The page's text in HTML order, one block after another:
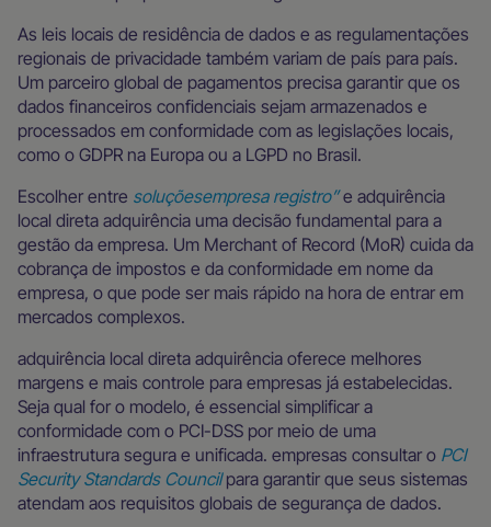
As leis locais de residência de dados e as regulamentações
regionais de privacidade também variam de país para país.
Um parceiro global de pagamentos precisa garantir que os
dados financeiros confidenciais sejam armazenados e
processados em conformidade com as legislações locais,
como o GDPR na Europa ou a LGPD no Brasil.
Escolher entre soluçõesempresa registro”e adquirência
local direta adquirência uma decisão fundamental para a
gestão da empresa. Um Merchant of Record (MoR) cuida da
cobrança de impostos e da conformidade em nome da
empresa, o que pode ser mais rápido na hora de entrar em
mercados complexos.
adquirência local direta adquirência oferece melhores
margens e mais controle para empresas já estabelecidas.
Seja qual for o modelo, é essencial simplificar a
conformidade com o PCI-DSS por meio de uma
infraestrutura segura e unificada. empresas consultar o PCI
Security Standards Councilpara garantir que seus sistemas
atendam aos requisitos globais de segurança de dados.